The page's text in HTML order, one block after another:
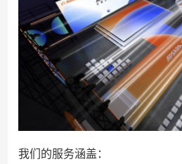
我们的服务涵盖：